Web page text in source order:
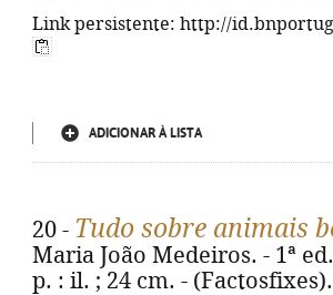
Link persistente: http://
ADICIONAR À LISTA
20 - Tudo sobre animais
Maria João Medeiros. - 1ª
p. : il. ; 24 cm. -